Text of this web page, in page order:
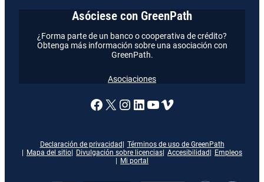
Declaración de privacidad
Términos de uso de GreenPath
Mapa del sitio
Divulgación sobre licencias Accesibilidad
Empleos
Mi portal
Enlace a nuestra página de
X Enlace a nuestra
Enlace a nuestra
Enlace a nuestra
Vimeo
Asóciese con GreenPath
¿Forma parte de un banco o cooperativa de crédito?
Obtenga más información sobre una asociación con
GreenPath.
Asociaciones